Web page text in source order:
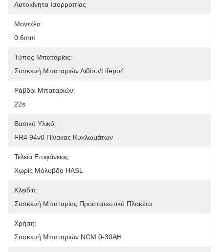
Αυτοκίνητα Ισορροπίας
Μοντέλο:
0.6mm
Τύπος Μπαταρίας:
Συσκευή Μπαταριών Λιθίου/Lifepo4
Ράβδοι Μπαταριών:
22s
Βασικό Υλικό:
FR4 94v0 Πίνακας Κυκλωμάτων
Τελεία Επιφάνειας:
Χωρίς Μόλυβδο HASL
Κλειδιά:
Συσκευή Μπαταρίας Προστατευτικό Πλακέτο
Χρήση:
Συσκευή Μπαταριών NCM 0-30AH